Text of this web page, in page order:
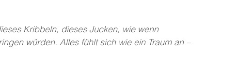
Kribbeln, dieses Jucken, wie wenn
würden. Alles fühlt sich wie ein Traum an –